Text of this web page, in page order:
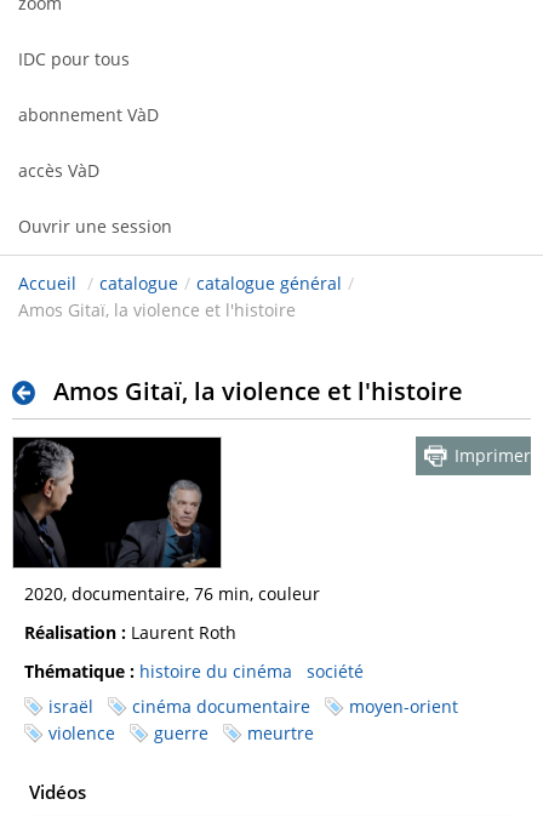
IDC pour tous
abonnement VàD
accès VàD
Ouvrir une session
Accueil / catalogue / catalogue général /
Amos Gitaï, la violence et l'histoire
Amos Gitaï, la violence et l'histoire
Imprimer
2020, documentaire, 76 min, couleur
Réalisation : Laurent Roth
Thématique : histoire du cinéma
société
israël
cinéma documentaire
moyen-orient
violence
guerre meurtre
Vidéos